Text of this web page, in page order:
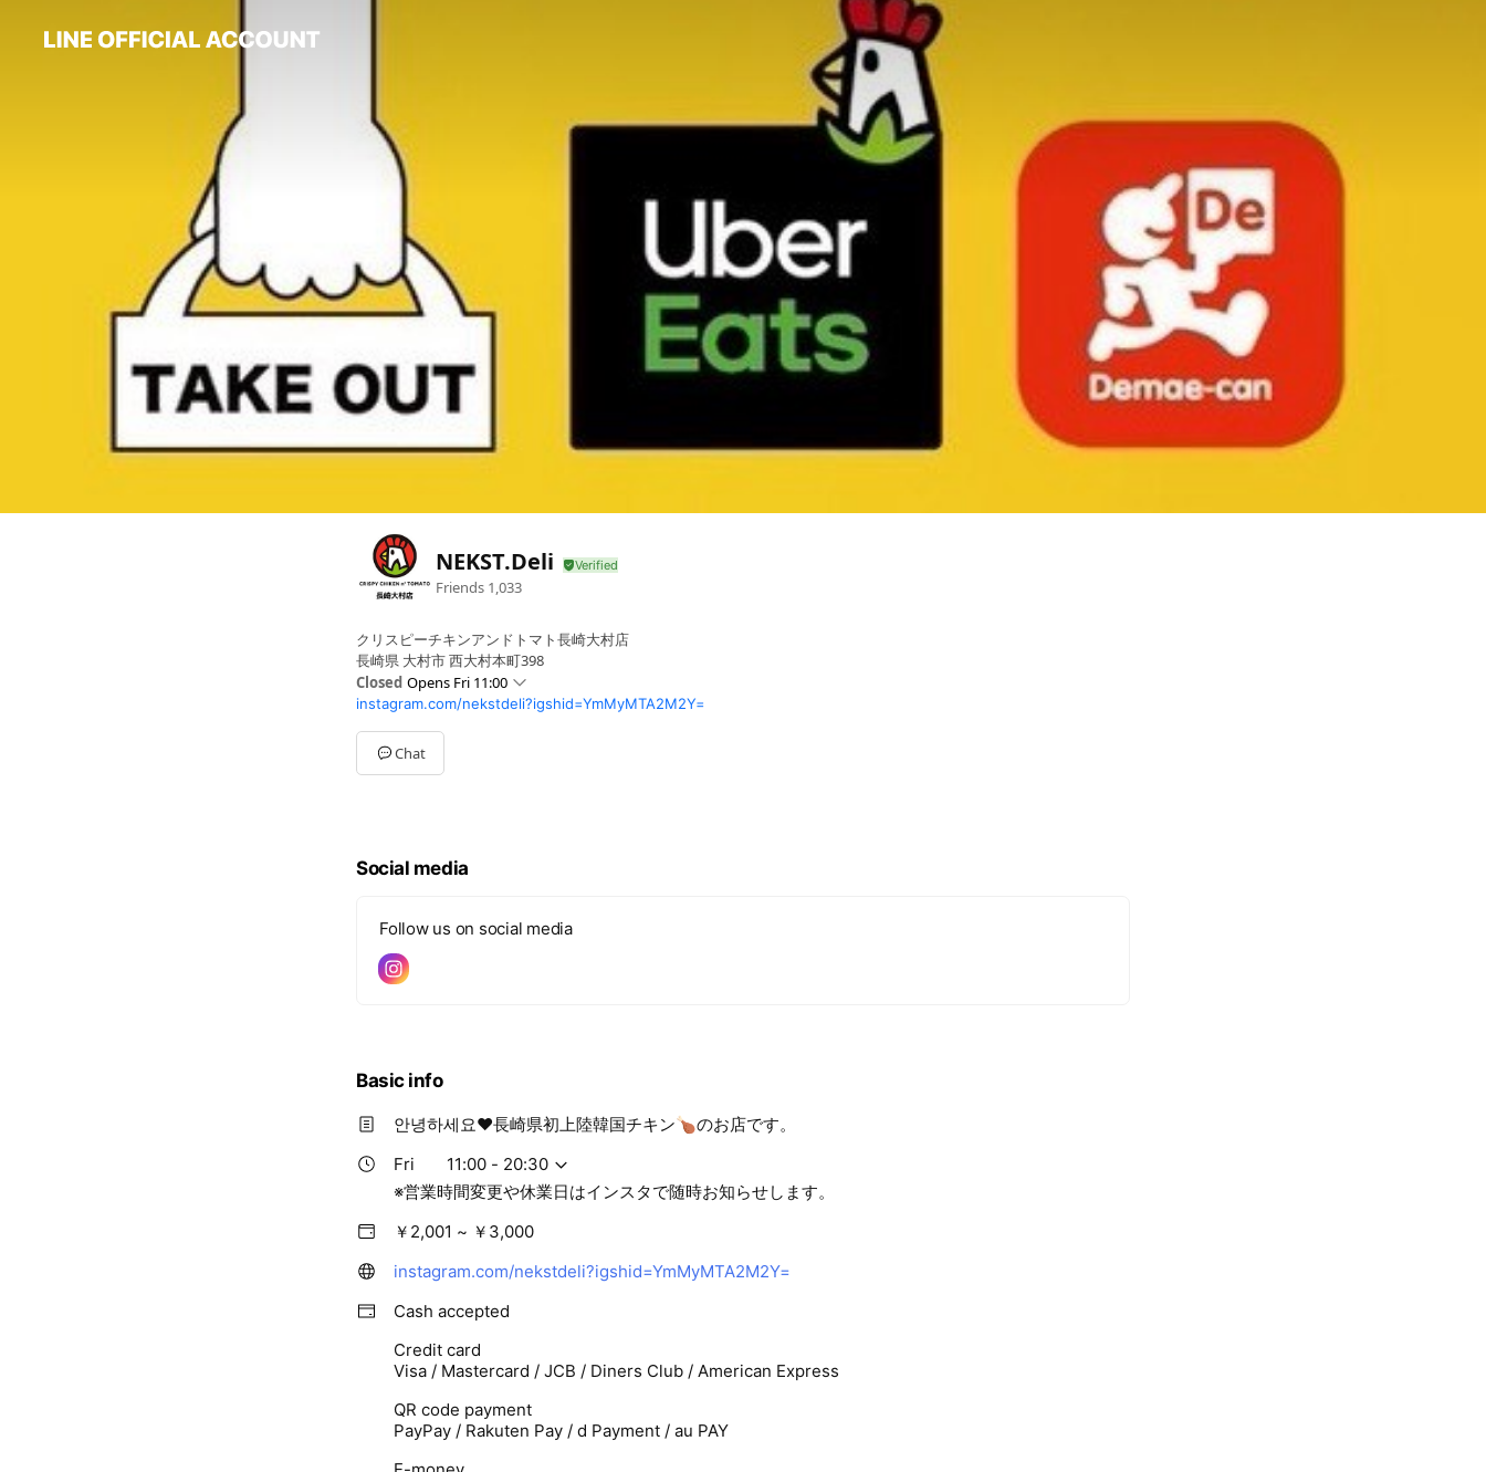
NEKST.Deli
Friends 1,033
クリスピーチキンアンドトマト長崎大村店
長崎県 大村市 西大村本町398
Closed Opens Fri 11:00
Sun11:00 - 20:30
Mon11:00 - 20:30
Tue11:00 - 20:30
Wed11:00 - 20:30
instagram.com/nekstdeli?igshid=YmMyMTA2M2Y=
Chat
Social media
Follow us on social media
Basic info
안녕하세요❤️長崎県初上陸韓国チキン🍗のお店です。
Fri
11:00 - 20:30
※営業時間変更や休業日はインスタで随時お知らせします。
￥2,001 ~ ￥3,000
instagram.com/nekstdeli?igshid=YmMyMTA2M2Y=
Cash accepted
Credit card
Visa / Mastercard / JCB / Diners Club / American Express
QR code payment
PayPay / Rakuten Pay / d Payment / au PAY